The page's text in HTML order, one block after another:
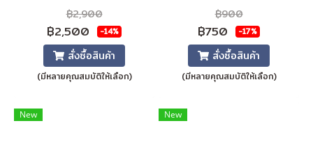
พร้อมซิปด้านใน พื้นรองเท้าทน
ความร้อน ระบายอากาศได้ดี พื้น
รองเท้าแบบถอดได้
฿2,900
฿2,500 -14%
สั่งซื้อสินค้า
(มีหลายคุณสมบัติให้เลือก)
โดดเด่นด้วยส่วนบนที่ระบาย
อากาศได้ดี เพื่อความสบายยิ่ง
ขึ้น แม้ในกะการทำงานที่ยาวนาน
ที่สุด พร้อมสายรัดที่ปรับได้
ซับในนวัตกรรมใหม่ช่วยระบาย
คุณแห้งและเย็นสบาย รองเท้าคู่
฿900
฿750 -17%
สั่งซื้อสินค้า
(มีหลายคุณสมบัติให้เลือก)
New New